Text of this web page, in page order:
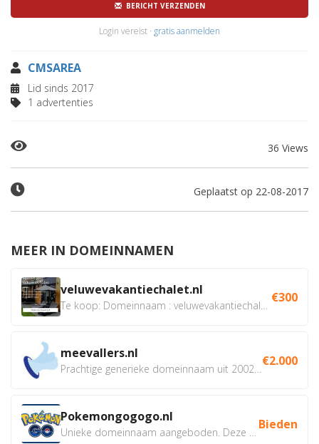
BERICHT VERZENDEN
Login vereist · gratis aanmelden
CMSAREA
Lid sinds 2017
1 advertenties
36 Views
Geplaatst op 22-08-2017
MEER IN DOMEINNAMEN
veluwevakantiechalet.nl €300
meevallers.nl €2.000
Pokemongogogo.nl Bieden